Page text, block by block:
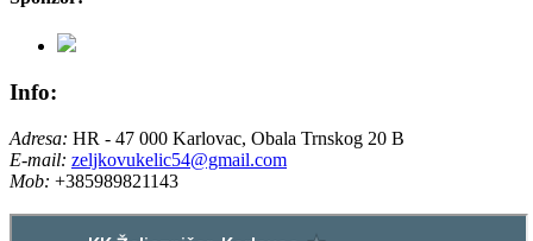
Info:
Adresa: HR - 47 000 Karlovac, Obala Trnskog 20 B
E-mail: zeljkovukelic54@gmail.com
Mob: +385989821143